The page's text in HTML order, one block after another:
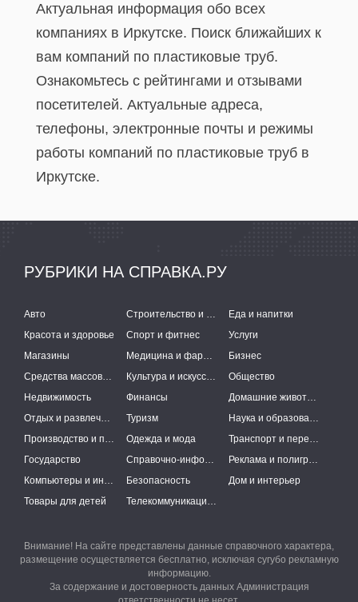
Актуальная информация обо всех
компаниях в Иркутске. Поиск ближайших к
вам компаний по пластиковые труб.
Ознакомьтесь с рейтингами и отзывами
посетителей. Актуальные адреса,
телефоны, электронные почты и режимы
работы компаний по пластиковые труб в
Иркутске.
РУБРИКИ НА СПРАВКА.РУ
Авто Строительство и ремонт
Еда и напитки
Красота и здоровье
Спорт и фитнес
Услуги
Магазины
Медицина и фармацевтика
Бизнес
Средства массовой информации
Культура и искусство
Общество
Недвижимость
Финансы
Домашние животные
Отдых и развлечения
Туризм
Наука и образование
Производство и поставки
Одежда и мода
Транспорт и перевозки
Государство
Справочно-информационные системы
Реклама и полиграфия
Компьютеры и интернет
Безопасность
Дом и интерьер
Товары для детей
Телекоммуникации и связь
Внимание! На сайте представлены данные справочного характера,
размещение осуществляется бесплатно, исключая сугубо рекламную
информацию.
За содержание и достоверность данных Администрация